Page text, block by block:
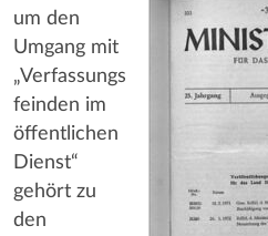
um den
Umgang mit
„Verfassungs
feinden im
öffentlichen
Dienst“
gehört zu
den